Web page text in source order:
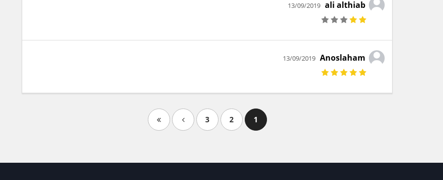
ali althiab
13/09/2019
Anoslaham
13/09/2019
1
2
3